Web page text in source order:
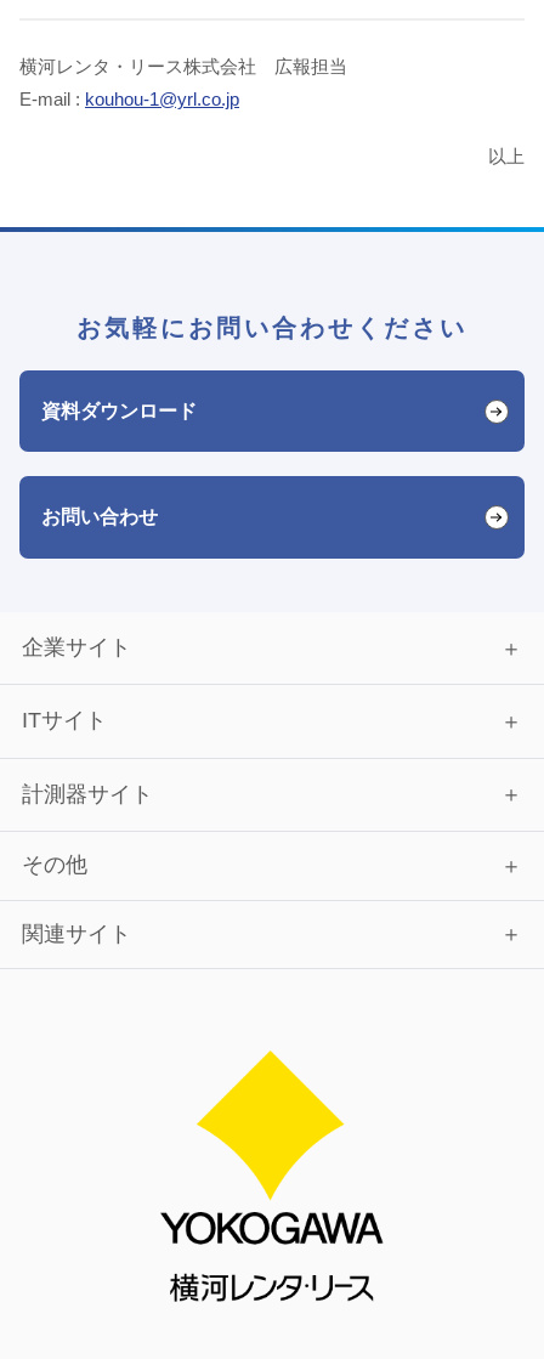
横河レンタ・リース株式会社 広報担当
E-mail : kouhou-1@yrl.co.jp
以上
お気軽にお問い合わせください
資料ダウンロード
お問い合わせ
企業サイト
ITサイト
計測器サイト
その他
関連サイト